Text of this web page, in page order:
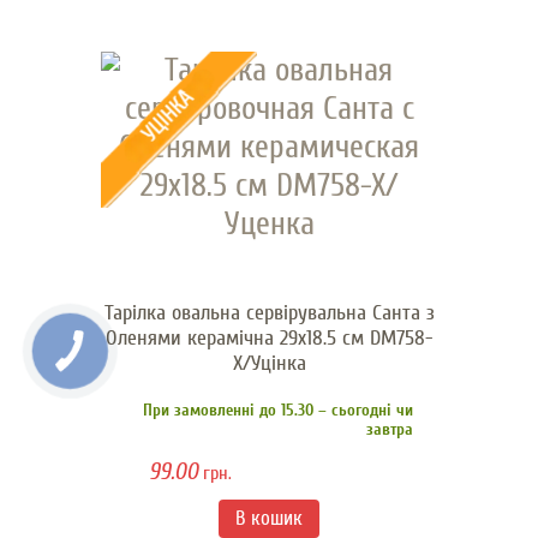
Тарілка овальна сервірувальна Санта з
Оленями керамічна 29x18.5 см DM758-
X/Уцінка
При замовленні до 15.30 – сьогодні чи
завтра
99.00грн.